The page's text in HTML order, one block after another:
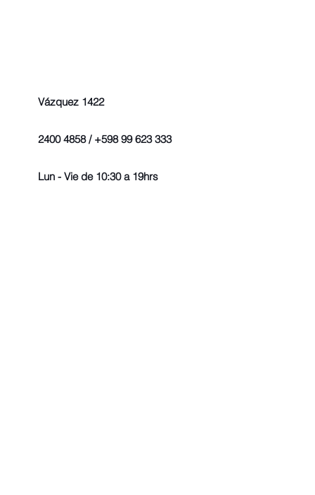
Vázquez 1422
2400 4858 / +598 99 623 333
Lun - Vie de 10:30 a 19hrs